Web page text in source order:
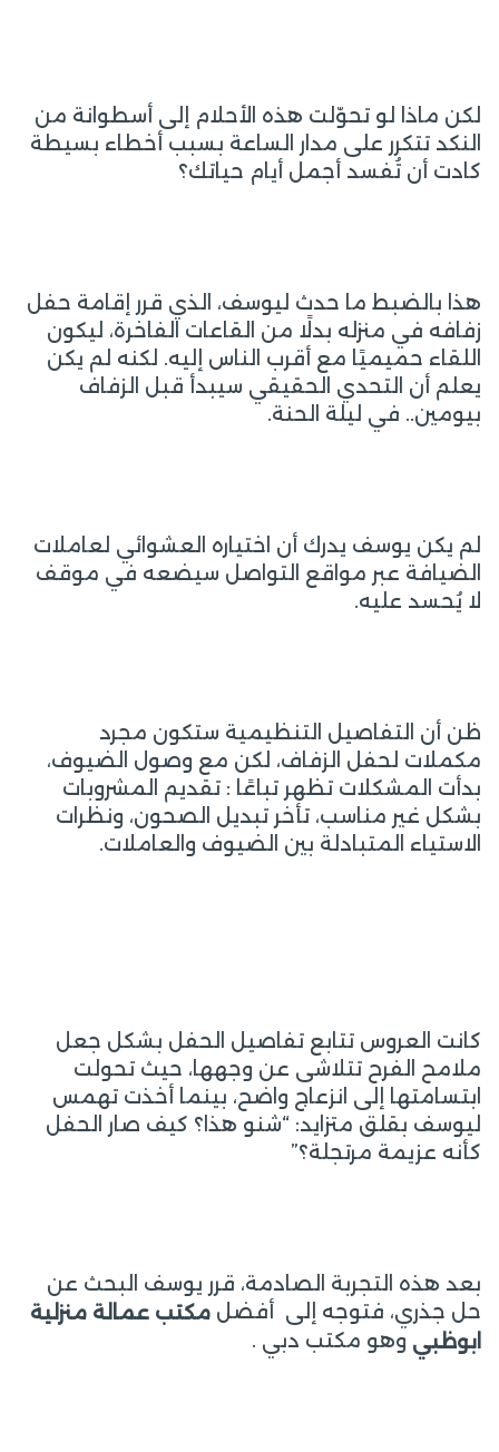
لكن ماذا لو تحوّلت هذه الأحلام إلى أسطوانة من
النكد تتكرر على مدار الساعة بسبب أخطاء بسيطة
كادت أن تُفسد أجمل أيام حياتك؟
هذا بالضبط ما حدث ليوسف، الذي قرر إقامة حفل
زفافه في منزله بدلًا من القاعات الفاخرة، ليكون
اللقاء حميميًا مع أقرب الناس إليه. لكنه لم يكن
يعلم أن التحدي الحقيقي سيبدأ قبل الزفاف
بيومين.. في ليلة الحنة.
لم يكن يوسف يدرك أن اختياره العشوائي لعاملات
الضيافة عبر مواقع التواصل سيضعه في موقف
لا يُحسد عليه.
ظن أن التفاصيل التنظيمية ستكون مجرد
مكملات لحفل الزفاف، لكن مع وصول الضيوف،
بدأت المشكلات تظهر تباعًا : تقديم المشروبات
بشكل غير مناسب، تأخر تبديل الصحون، ونظرات
الاستياء المتبادلة بين الضيوف والعاملات.
كانت العروس تتابع تفاصيل الحفل بشكل جعل
ملامح الفرح تتلاشى عن وجهها، حيث تحولت
ابتسامتها إلى انزعاج واضح، بينما أخذت تهمس
ليوسف بقلق متزايد: “شنو هذا؟ كيف صار الحفل
كأنه عزيمة مرتجلة؟”
بعد هذه التجربة الصادمة، قرر يوسف البحث عن
حل جذري، فتوجه إلى أفضل مكتب عمالة منزلية
ابوظبي وهو مكتب دبي .